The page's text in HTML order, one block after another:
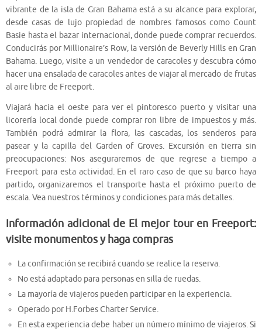
vibrante de la isla de Gran Bahama está a su alcance para explorar,
desde casas de lujo propiedad de nombres famosos como Count
Basie hasta el bazar internacional, donde puede comprar recuerdos.
Conducirás por Millionaire’s Row, la versión de Beverly Hills en Gran
Bahama. Luego, visite a un vendedor de caracoles y descubra cómo
hacer una ensalada de caracoles antes de viajar al mercado de frutas
al aire libre de Freeport.
Viajará hacia el oeste para ver el pintoresco puerto y visitar una
licorería local donde puede comprar ron libre de impuestos y más.
También podrá admirar la flora, las cascadas, los senderos para
pasear y la capilla del Garden of Groves. Excursión en tierra sin
preocupaciones: Nos aseguraremos de que regrese a tiempo a
Freeport para esta actividad. En el raro caso de que su barco haya
partido, organizaremos el transporte hasta el próximo puerto de
escala. Vea nuestros términos y condiciones para más detalles.
Información adicional de El mejor tour en Freeport:
visite monumentos y haga compras
La confirmación se recibirá cuando se realice la reserva.
No está adaptado para personas en silla de ruedas.
La mayoría de viajeros pueden participar en la experiencia.
Operado por H.Forbes Charter Service.
En esta experiencia debe haber un número mínimo de viajeros. Si